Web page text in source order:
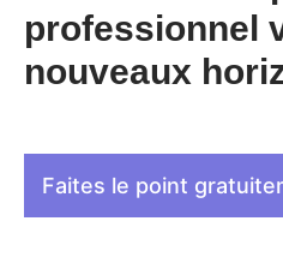
professionnel
nouveaux
Faites le point